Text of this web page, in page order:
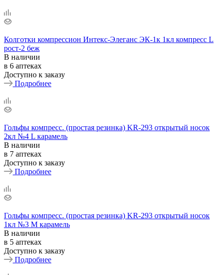
Колготки компрессион Интекс-Элеганс ЭК-1к 1кл компресс L
рост-2 беж
В наличии
в 6 аптеках
Доступно к заказу
Подробнее
Гольфы компресс. (простая резинка) KR-293 открытый носок
2кл №4 L карамель
В наличии
в 7 аптеках
Доступно к заказу
Подробнее
Гольфы компресс. (простая резинка) KR-293 открытый носок
1кл №3 М карамель
В наличии
в 5 аптеках
Доступно к заказу
Подробнее